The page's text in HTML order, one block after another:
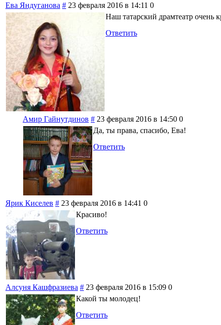
Ева Яндуганова # 23 февраля 2016 в 14:11 0
Наш татарский драмтеатр
Ответить
Амир Гайнутдинов # 23 февраля 2016 в 14:50 0
Да, ты права, спасибо, Ева!
Ответить
Ярик Киселев # 23 февраля 2016 в 14:41 0
Красиво!
Ответить
Алсуня Кашфразиева # 23 февраля 2016 в 15:09 0
Какой ты молодец!
Ответить